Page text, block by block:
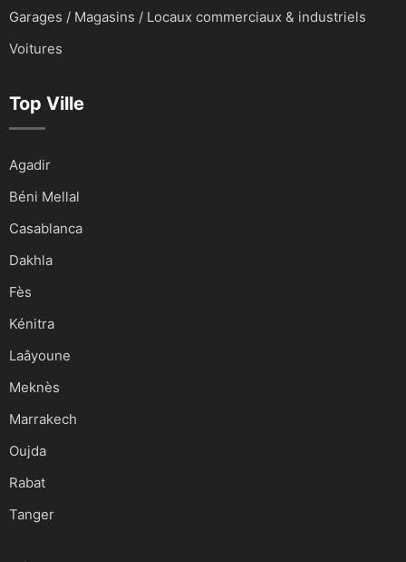
Garages / Magasins / Locaux commerciaux & industriels
Voitures
Top Ville
Agadir
Béni Mellal
Casablanca
Dakhla
Fès
Kénitra
Laâyoune
Meknès
Marrakech
Oujda
Rabat
Tanger